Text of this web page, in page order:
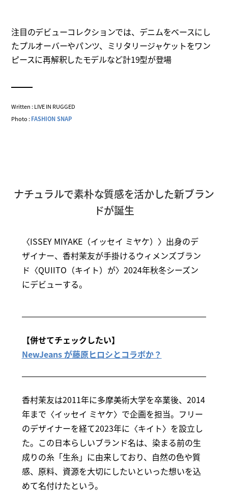
注目のデビューコレクションでは、デニムをベースにし
たプルオーバーやパンツ、ミリタリージャケットをワン
ピースに再解釈したモデルなど計19型が登場
Written : LIVE IN RUGGED
Photo :FASHION SNAP
ナチュラルで素朴な質感を活かした新ブラン
ドが誕生
〈ISSEY MIYAKE（イッセイ ミヤケ）〉出身のデ
ザイナー、香村茉友が手掛けるウィメンズブラン
ド〈QUIITO（キイト）が〉2024年秋冬シーズン
にデビューする。
【併せてチェックしたい】
NewJeans が藤原ヒロシとコラボか？
香村茉友は2011年に多摩美術大学を卒業後、2014
年まで〈イッセイ ミヤケ〉で企画を担当。フリー
のデザイナーを経て2023年に〈キイト〉を設立し
た。この日本らしいブランド名は、染まる前の生
成りの糸「生糸」に由来しており、自然の色や質
感、原料、資源を大切にしたいといった想いを込
めて名付けたという。